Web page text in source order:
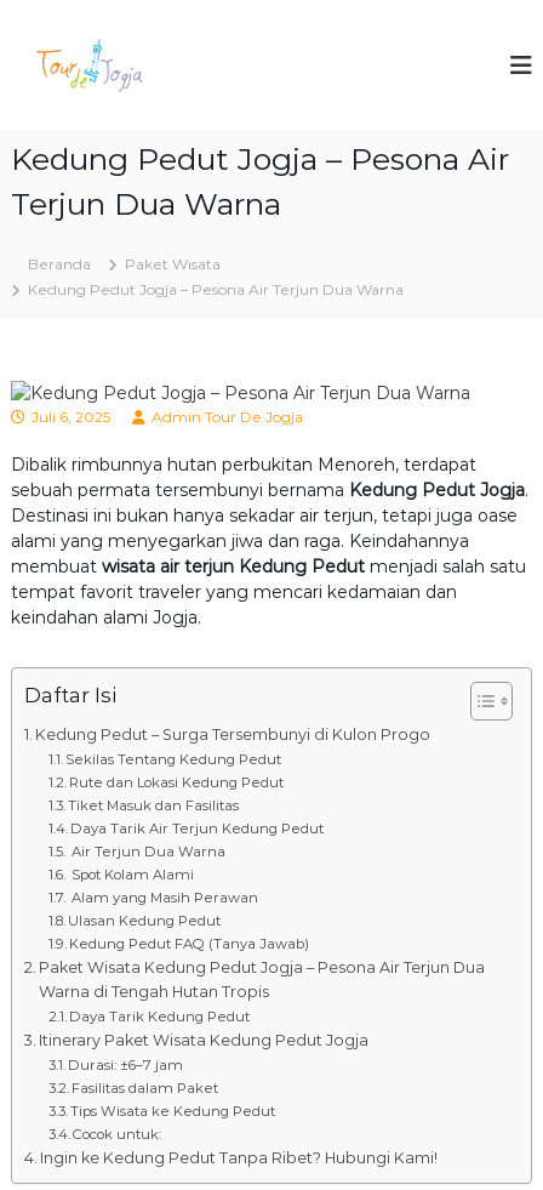
d
J
g
j
T
o
r
i
s
J
o
g
a
2
0
2
5
Kedung Pedut Jogja – Pesona Air
Terjun Dua Warna
Beranda
Paket Wisata
Kedung Pedut Jogja – Pesona Air Terjun Dua Warna
Juli 6, 2025 Admin Tour De Jogja
Dibalik rimbunnya hutan perbukitan Menoreh, terdapat
sebuah permata tersembunyi bernama Kedung Pedut Jogja.
Destinasi ini bukan hanya sekadar air terjun, tetapi juga oase
alami yang menyegarkan jiwa dan raga. Keindahannya
membuat wisata air terjun Kedung Pedutmenjadi salah satu
tempat favorit traveler yang mencari kedamaian dan
keindahan alami Jogja.
Daftar Isi
Kedung Pedut – Surga Tersembunyi di Kulon Progo
Sekilas Tentang Kedung Pedut
Rute dan Lokasi Kedung Pedut
Tiket Masuk dan Fasilitas
Daya Tarik Air Terjun Kedung Pedut
Air Terjun Dua Warna
Spot Kolam Alami
Alam yang Masih Perawan
Ulasan Kedung Pedut
Kedung Pedut FAQ (Tanya Jawab)
Paket Wisata Kedung Pedut Jogja – Pesona Air Terjun Dua
Warna di Tengah Hutan Tropis
Daya Tarik Kedung Pedut
Itinerary Paket Wisata Kedung Pedut Jogja
Durasi: ±6–7 jam
Fasilitas dalam Paket
Tips Wisata ke Kedung Pedut
Cocok untuk:
Ingin ke Kedung Pedut Tanpa Ribet? Hubungi Kami!